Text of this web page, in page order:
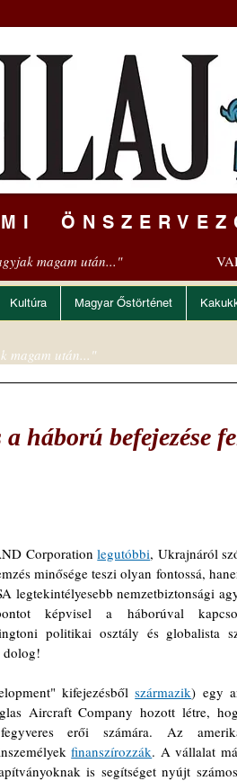
magam után..."
Kultúra Magyar Őstörténet
háború befejezése
Corporation legutóbbi, Ukrajnáról
minősége teszi olyan fontossá,
legtekintélyesebb nemzetbiztonsági
képvisel a háborúval
politikai osztály és globalista
dolog!
kifejezésből származik) egy
Aircraft Company hozott létre,
erői számára. Az
finanszírozzák. A vállalat
is segítséget nyújt
magam után..."